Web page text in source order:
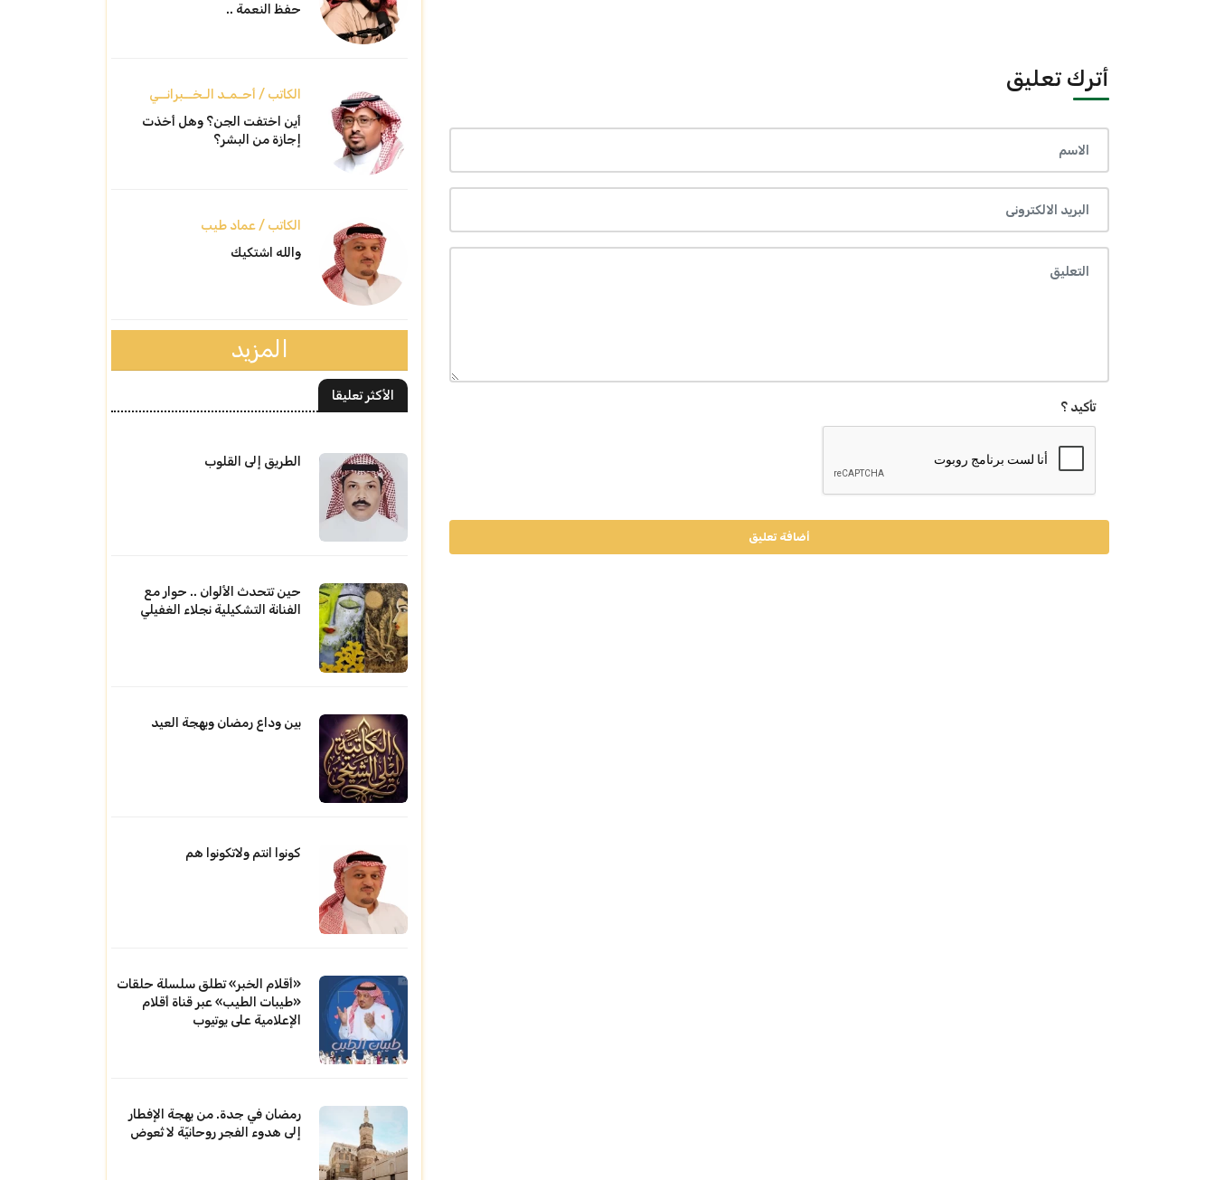
أترك تعليق
تأكيد ؟
أضافة تعليق
حفظ النعمة ..
الكاتب / أحـمـد الـخــبرانــي
أين اختفت الجن؟ وهل أخذت
إجازة من البشر؟
الكاتب / عماد طيب
والله اشتكيك
المزيد
الأكثر تعليقا
الطريق إلى القلوب
حين تتحدث الألوان .. حوار مع
الفنانة التشكيلية نجلاء الغفيلي
بين وداع رمضان وبهجة العيد
كونوا انتم ولاتكونوا هم
«أقلام الخبر» تطلق سلسلة حلقات
«طيبات الطيب» عبر قناة أقلام
الإعلامية على يوتيوب
رمضان في جدة. من بهجة الإفطار
إلى هدوء الفجر روحانيّة لا تُعوض